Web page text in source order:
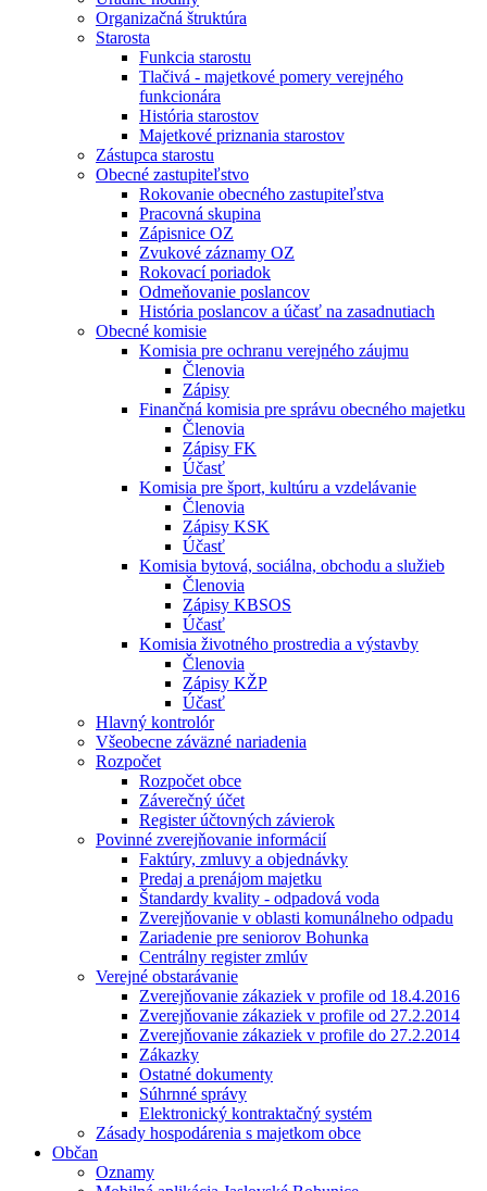
Organizačná štruktúra
Starosta
Funkcia starostu
Tlačivá - majetkové pomery verejného
funkcionára
História starostov
Majetkové priznania starostov
Zástupca starostu
Obecné zastupiteľstvo
Rokovanie obecného zastupiteľstva
Pracovná skupina
Zápisnice OZ
Zvukové záznamy OZ
Rokovací poriadok
Odmeňovanie poslancov
História poslancov a účasť na zasadnutiach
Obecné komisie
Komisia pre ochranu verejného záujmu
Členovia
Zápisy
Finančná komisia pre správu obecného majetku
Členovia
Zápisy FK
Účasť
Komisia pre šport, kultúru a vzdelávanie
Členovia
Zápisy KSK
Účasť
Komisia bytová, sociálna, obchodu a služieb
Členovia
Zápisy KBSOS
Účasť
Komisia životného prostredia a výstavby
Členovia
Zápisy KŽP
Účasť
Hlavný kontrolór
Všeobecne záväzné nariadenia
Rozpočet
Rozpočet obce
Záverečný účet
Register účtovných závierok
Povinné zverejňovanie informácií
Faktúry, zmluvy a objednávky
Predaj a prenájom majetku
Štandardy kvality - odpadová voda
Zverejňovanie v oblasti komunálneho odpadu
Zariadenie pre seniorov Bohunka
Centrálny register zmlúv
Verejné obstarávanie
Zverejňovanie zákaziek v profile od 18.4.2016
Zverejňovanie zákaziek v profile od 27.2.2014
Zverejňovanie zákaziek v profile do 27.2.2014
Zákazky
Ostatné dokumenty
Súhrnné správy
Elektronický kontraktačný systém
Zásady hospodárenia s majetkom obce
Občan
Oznamy